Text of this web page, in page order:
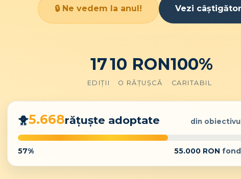
🔒 Ne vedem la anul! Vezi
17
EDIȚII
10 RON
O RĂȚUȘCĂ
100%
CARITABIL
🐥5.668rățuște adoptate din
57% 55.000 RON